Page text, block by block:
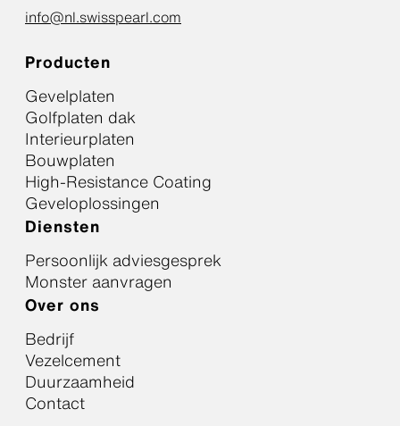
info@nl.swisspearl.com
Producten
Gevelplaten
Golfplaten dak
Interieurplaten
Bouwplaten
High-Resistance Coating
Geveloplossingen
Diensten
Persoonlijk adviesgesprek
Monster aanvragen
Over ons
Bedrijf
Vezelcement
Duurzaamheid
Contact